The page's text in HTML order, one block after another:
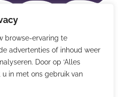
browse-ervaring te
advertenties of inhoud weer
Door op ‘Alles
u in met ons gebruik van
en kaarten 2026